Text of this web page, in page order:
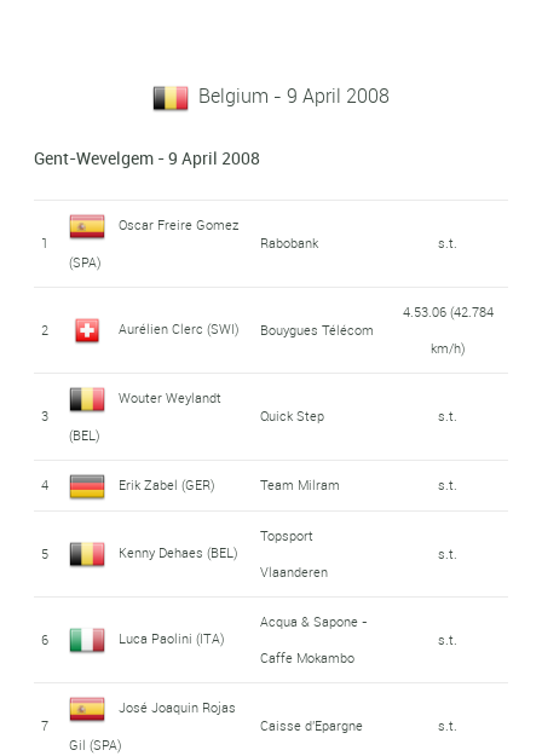
Belgium - 9 April 2008
Gent-Wevelgem - 9 April 2008
1
Oscar Freire Gomez
(SPA)
Rabobank s.t.
2 Aurélien Clerc (SWI) Bouygues Télécom
4.53.06 (42.784
km/h)
3
Wouter Weylandt
(BEL)
Quick Step s.t.
4 Erik Zabel (GER) Team Milram s.t.
5 Kenny Dehaes (BEL)
Topsport
Vlaanderen
s.t.
6 Luca Paolini (ITA)
Acqua & Sapone -
Caffe Mokambo
s.t.
7
José Joaquin Rojas
Gil (SPA)
Caisse d'Epargne s.t.